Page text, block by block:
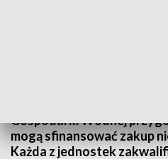
Gospodarki Wodnej
mogą sfinansować zakup
Każda z jednostek